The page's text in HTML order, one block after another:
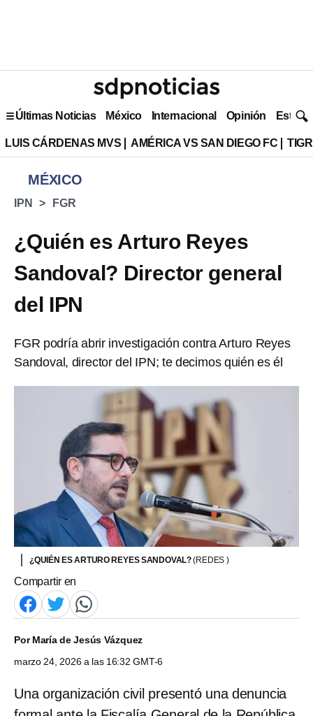
Últimas Noticias México Internacional Opinión Estilo
LUIS CÁRDENAS MVS AMÉRICA VS SAN DIEGO FC
MÉXICO
IPN FGR
¿Quién es Arturo Reyes
Sandoval? Director general
del IPN
FGR podría abrir investigación contra Arturo Reyes
Sandoval, director del IPN; te decimos quién es él
¿QUIÉN ES ARTURO REYES SANDOVAL?(REDES )
Compartir en
PorMaría de Jesús Vázquez
marzo 24, 2026 a las 16:32 GMT-6
Una organización civil presentó una denuncia